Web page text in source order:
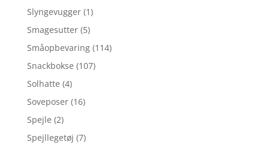
Slyngevugger (1)
Smagesutter (5)
Småopbevaring (114)
Snackbokse (107)
Solhatte (4)
Soveposer (16)
Spejle (2)
Spejllegetøj (7)